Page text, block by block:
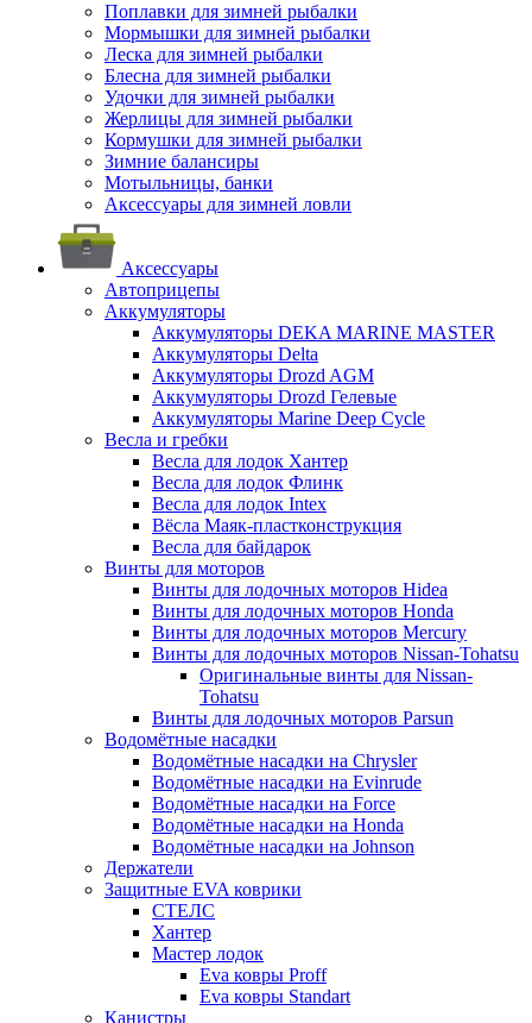
Поплавки для зимней рыбалки
Мормышки для зимней рыбалки
Леска для зимней рыбалки
Блесна для зимней рыбалки
Удочки для зимней рыбалки
Жерлицы для зимней рыбалки
Кормушки для зимней рыбалки
Зимние балансиры
Мотыльницы, банки
Аксессуары для зимней ловли
Аксессуары
Автоприцепы
Аккумуляторы
Аккумуляторы DEKA MARINE MASTER
Аккумуляторы Delta
Аккумуляторы Drozd AGM
Аккумуляторы Drozd Гелевые
Аккумуляторы Marine Deep Cycle
Весла и гребки
Весла для лодок Хантер
Весла для лодок Флинк
Весла для лодок Intex
Вёсла Маяк-пластконструкция
Весла для байдарок
Винты для моторов
Винты для лодочных моторов Hidea
Винты для лодочных моторов Honda
Винты для лодочных моторов Mercury
Винты для лодочных моторов Nissan-Tohatsu
Оригинальные винты для Nissan-
Tohatsu
Винты для лодочных моторов Parsun
Водомётные насадки
Водомётные насадки на Chrysler
Водомётные насадки на Evinrude
Водомётные насадки на Force
Водомётные насадки на Honda
Водомётные насадки на Johnson
Держатели
Защитные EVA коврики
СТЕЛС
Хантер
Мастер лодок
Eva ковры Proff
Eva ковры Standart
Канистры